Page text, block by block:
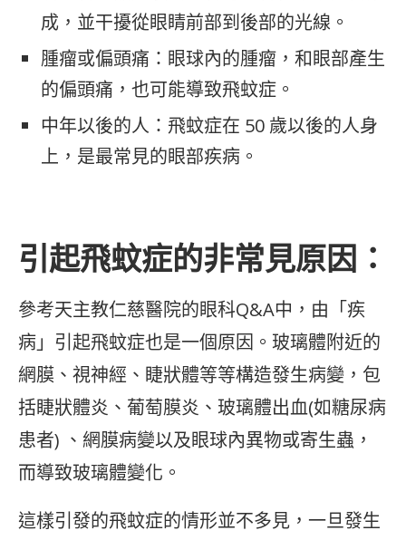
成，並干擾從眼睛前部到後部的光線。
腫瘤或偏頭痛：眼球內的腫瘤，和眼部產生
的偏頭痛，也可能導致飛蚊症。
中年以後的人：飛蚊症在 50 歲以後的人身
上，是最常見的眼部疾病。
引起飛蚊症的非常見原因：
參考天主教仁慈醫院的眼科Q&A中，由「疾
病」引起飛蚊症也是一個原因。玻璃體附近的
網膜、視神經、睫狀體等等構造發生病變，包
括睫狀體炎、葡萄膜炎、玻璃體出血(如糖尿病
患者) 、網膜病變以及眼球內異物或寄生蟲，
而導致玻璃體變化。
這樣引發的飛蚊症的情形並不多見，一旦發生